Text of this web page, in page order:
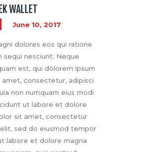
WALLET
June 10, 2017
dolores eos qui ratione
sequi nesciunt. Neque
est, qui dolorem ipsum
amet, consectetur, adipisci
non numquam eius modi
ut labore et dolore
sit amet, consectetur
sed do eiusmod tempor
labore et dolore magna